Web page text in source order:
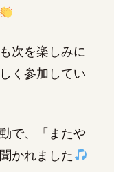
次を楽しみに
く参加してい
で、「またや
かれました